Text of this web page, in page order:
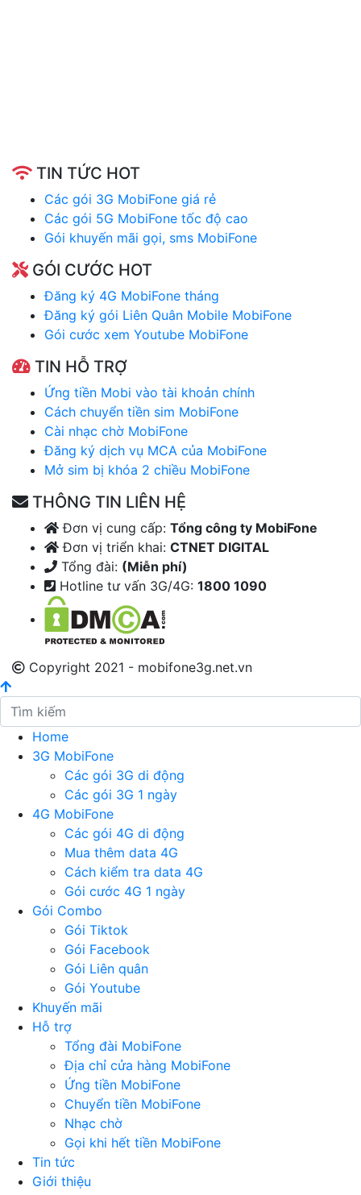
TIN TỨC HOT
Các gói 3G MobiFone giá rẻ
Các gói 5G MobiFone tốc độ cao
Gói khuyến mãi gọi, sms MobiFone
GÓI CƯỚC HOT
Đăng ký 4G MobiFone tháng
Đăng ký gói Liên Quân Mobile MobiFone
Gói cước xem Youtube MobiFone
TIN HỖ TRỢ
Ứng tiền Mobi vào tài khoản chính
Cách chuyển tiền sim MobiFone
Cài nhạc chờ MobiFone
Đăng ký dịch vụ MCA của MobiFone
Mở sim bị khóa 2 chiều MobiFone
THÔNG TIN LIÊN HỆ
Đơn vị cung cấp: Tổng công ty MobiFone
Đơn vị triển khai: CTNET DIGITAL
Tổng đài: (Miễn phí)
Hotline tư vấn 3G/4G: 1800 1090
Copyright 2021 - mobifone3g.net.vn
Home
3G MobiFone
Các gói 3G di động
Các gói 3G 1 ngày
4G MobiFone
Các gói 4G di động
Mua thêm data 4G
Cách kiểm tra data 4G
Gói cước 4G 1 ngày
Gói Combo
Gói Tiktok
Gói Facebook
Gói Liên quân
Gói Youtube
Khuyến mãi
Hỗ trợ
Tổng đài MobiFone
Địa chỉ cửa hàng MobiFone
Ứng tiền MobiFone
Chuyển tiền MobiFone
Nhạc chờ
Gọi khi hết tiền MobiFone
Tin tức
Giới thiệu